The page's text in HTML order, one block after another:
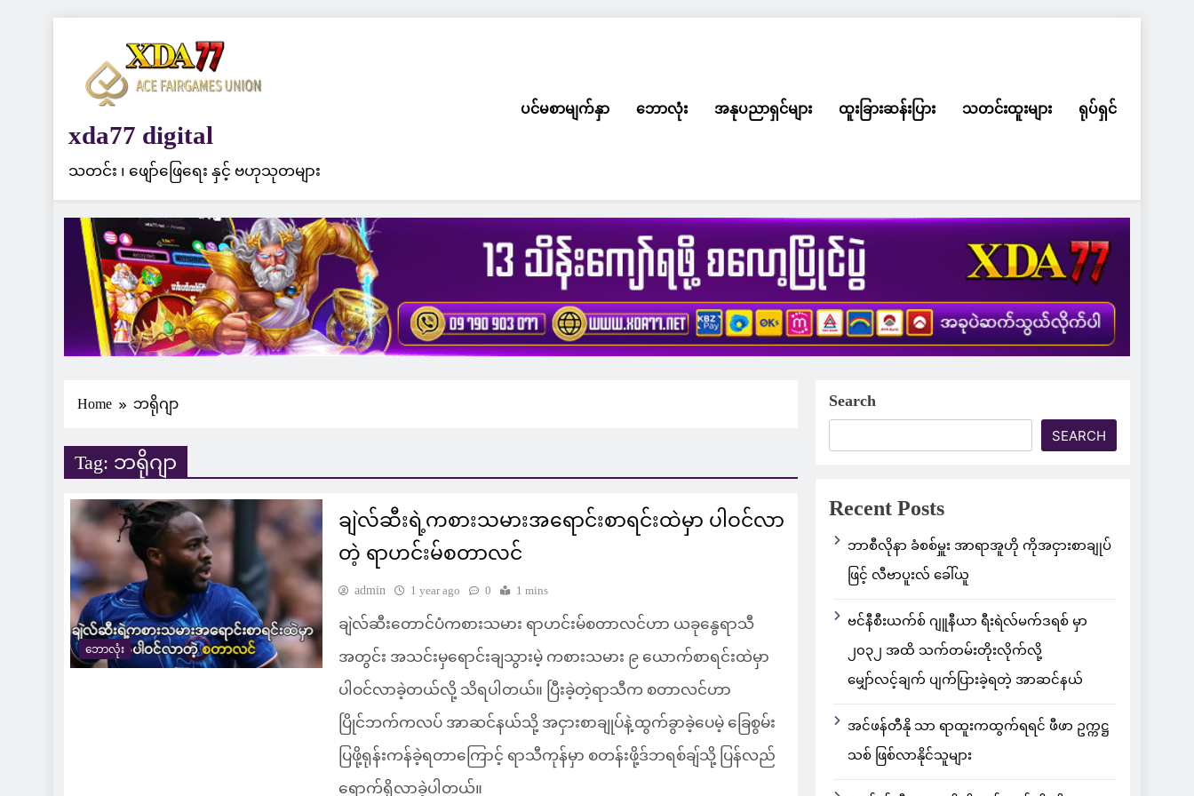
xda77 digital
သတင်း ၊ ဖျော်ဖြေရေး နှင့် ဗဟုသုတများ
ပင်မစာမျက်နှာ ဘောလုံး အနုပညာရှင်များ ထူးခြားဆန်းပြား သတင်းထူးများ ရုပ်ရှင်
Home ဘရိုဂျာ
Tag: ဘရိုဂျာ
ဘောလုံး
ချဲလ်ဆီးရဲ့ကစားသမားအရောင်းစာရင်းထဲမှာ ပါဝင်လာ
တဲ့ ရာဟင်းမ်စတာလင်
admin 1 year ago 0 1 mins
ချဲလ်ဆီးတောင်ပံကစားသမား ရာဟင်းမ်စတာလင်ဟာ ယခုနွေရာသီ
အတွင်း အသင်းမှရောင်းချသွားမဲ့ ကစားသမား ၉ ယောက်စာရင်းထဲမှာ
ပါဝင်လာခဲ့တယ်လို့ သိရပါတယ်။ ပြီးခဲ့တဲ့ရာသီက စတာလင်ဟာ
ပြိုင်ဘက်ကလပ် အာဆင်နယ်သို့ အငှားစာချုပ်နဲ့ထွက်ခွာခဲ့ပေမဲ့ ခြေစွမ်း
ပြဖို့ရုန်းကန်ခဲ့ရတာကြောင့် ရာသီကုန်မှာ စတန်းဖို့ဒ်ဘရစ်ချ်သို့ ပြန်လည်
ရောက်ရှိလာခဲ့ပါတယ်။
Search
SEARCH
Recent Posts
ဘာစီလိုနာ ခံစစ်မှူး အာရာအူဟို ကိုအငှားစာချုပ်
ဖြင့် လီဗာပူးလ် ခေါ်ယူ
ဗင်နီစီးယက်စ် ဂျူနီယာ ရီးရဲလ်မက်ဒရစ် မှာ
၂၀၃၂ အထိ သက်တမ်းတိုးလိုက်လို့
မျှော်လင့်ချက် ပျက်ပြားခဲ့ရတဲ့ အာဆင်နယ်
အင်ဖန်တီနို သာ ရာထူးကထွက်ရရင် ဖီဖာ ဥက္ကဋ္ဌ
သစ် ဖြစ်လာနိုင်သူများ